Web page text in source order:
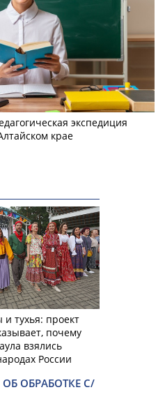
экспедиция
крае
тухья: проект
почему
взялись
России
ОБРАБОТКЕ С/